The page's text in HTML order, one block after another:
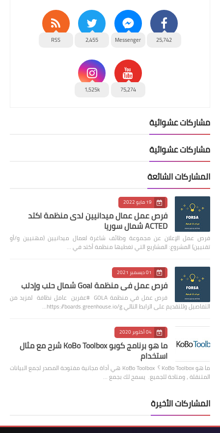
25,742
Messenger
2,455
RSS
75,274
1,525k
مشاركات عشوائية
مشاركات عشوائية
المشاركات الشائعة
19 مايو 2022
فرص عمل عمال ميدانيين لدى منظمة اكتد
ACTED شمال سوريا
فرص عمل الإعلان عن مجموعة وظائف شاغرة لعمال ميدانيين (مهنيين و/أو
تقنيين) المشروع: المشاريع التي تغطيها منظمة أكتد في …
01 ديسمبر 2021
فرص عمل في منظمة Goal شمال حلب وإدلب
فرص عمل في منظمة GOLA #عفرين عامل نظافة لمزيد من
التفاصيل وللتقديم على الرابط التالي https://boards.greenhouse.io/g…
04 أكتوبر 2020
ما هو برنامج كوبو KoBo Toolbox شرح مع مثال
استخدام
ما هو KoBo Toolbox ؟ KoBo Toolbox هي أداة مجانية مفتوحة المصدر لجمع البيانات
المتنقلة ، ومتاحة للجميع. يسمح لك بجمع …
المشاركات الأخيرة